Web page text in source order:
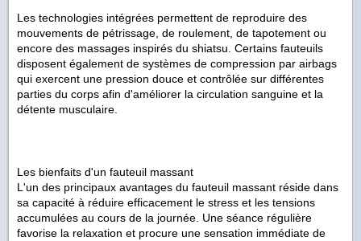
Les technologies intégrées permettent de reproduire des
mouvements de pétrissage, de roulement, de tapotement ou
encore des massages inspirés du shiatsu. Certains fauteuils
disposent également de systèmes de compression par airbags
qui exercent une pression douce et contrôlée sur différentes
parties du corps afin d'améliorer la circulation sanguine et la
détente musculaire.
Les bienfaits d'un fauteuil massant
L'un des principaux avantages du fauteuil massant réside dans
sa capacité à réduire efficacement le stress et les tensions
accumulées au cours de la journée. Une séance régulière
favorise la relaxation et procure une sensation immédiate de